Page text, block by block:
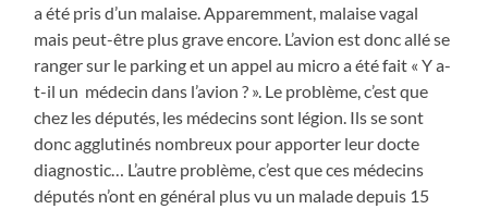
a été pris d’un malaise. Apparemment, malaise vagal
mais peut-être plus grave encore. L’avion est donc allé se
ranger sur le parking et un appel au micro a été fait « Y a-
t-il un médecin dans l’avion ? ». Le problème, c’est que
chez les députés, les médecins sont légion. Ils se sont
donc agglutinés nombreux pour apporter leur docte
diagnostic… L’autre problème, c’est que ces médecins
députés n’ont en général plus vu un malade depuis 15